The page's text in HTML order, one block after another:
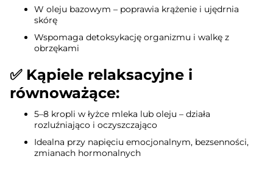
W oleju bazowym – poprawia krążenie i ujędrnia
skórę
Wspomaga detoksykację organizmu i walkę z
obrzękami
✅ Kąpiele relaksacyjne i
równoważące:
5–8 kropli w łyżce mleka lub oleju – działa
rozluźniająco i oczyszczająco
Idealna przy napięciu emocjonalnym, bezsenności,
zmianach hormonalnych